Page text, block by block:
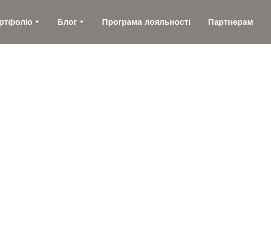
Блог Програма лояльності Партнерам